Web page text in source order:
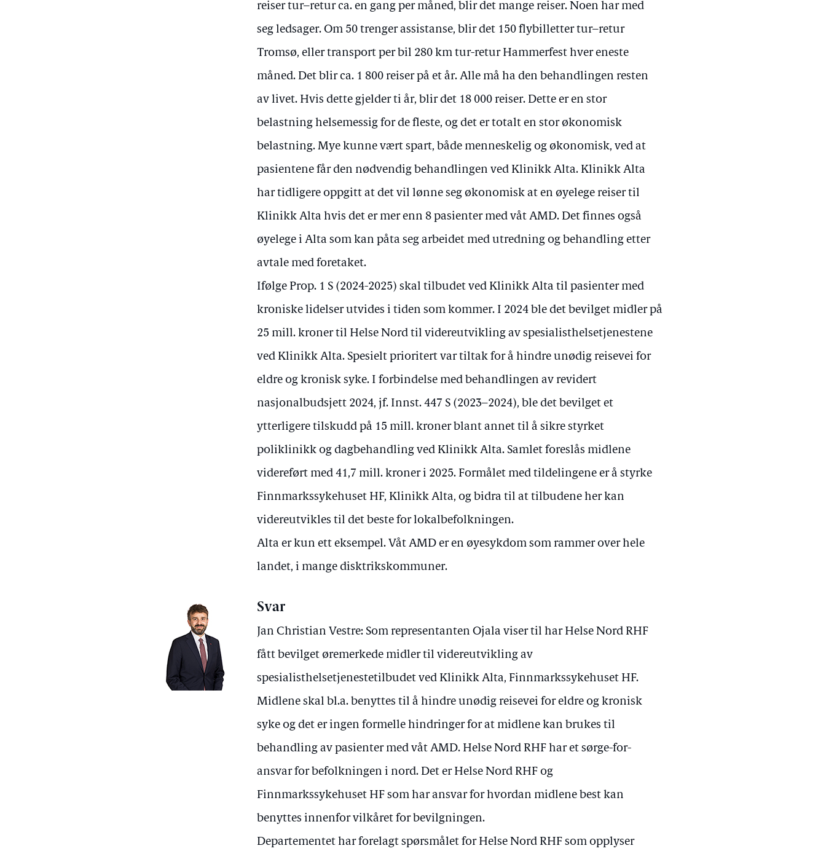
reiser tur–retur ca. en gang per måned, blir det mange reiser. Noen har med
seg ledsager. Om 50 trenger assistanse, blir det 150 flybilletter tur–retur
Tromsø, eller transport per bil 280 km tur-retur Hammerfest hver eneste
måned. Det blir ca. 1 800 reiser på et år. Alle må ha den behandlingen resten
av livet. Hvis dette gjelder ti år, blir det 18 000 reiser. Dette er en stor
belastning helsemessig for de fleste, og det er totalt en stor økonomisk
belastning. Mye kunne vært spart, både menneskelig og økonomisk, ved at
pasientene får den nødvendig behandlingen ved Klinikk Alta. Klinikk Alta
har tidligere oppgitt at det vil lønne seg økonomisk at en øyelege reiser til
Klinikk Alta hvis det er mer enn 8 pasienter med våt AMD. Det finnes også
øyelege i Alta som kan påta seg arbeidet med utredning og behandling etter
avtale med foretaket.
Ifølge Prop. 1 S (2024-2025) skal tilbudet ved Klinikk Alta til pasienter med
kroniske lidelser utvides i tiden som kommer. I 2024 ble det bevilget midler på
25 mill. kroner til Helse Nord til videreutvikling av spesialisthelsetjenestene
ved Klinikk Alta. Spesielt prioritert var tiltak for å hindre unødig reisevei for
eldre og kronisk syke. I forbindelse med behandlingen av revidert
nasjonalbudsjett 2024, jf. Innst. 447 S (2023–2024), ble det bevilget et
ytterligere tilskudd på 15 mill. kroner blant annet til å sikre styrket
poliklinikk og dagbehandling ved Klinikk Alta. Samlet foreslås midlene
videreført med 41,7 mill. kroner i 2025. Formålet med tildelingene er å styrke
Finnmarkssykehuset HF, Klinikk Alta, og bidra til at tilbudene her kan
videreutvikles til det beste for lokalbefolkningen.
Alta er kun ett eksempel. Våt AMD er en øyesykdom som rammer over hele
landet, i mange disktrikskommuner.
Svar
Jan Christian Vestre: Som representanten Ojala viser til har Helse Nord RHF
fått bevilget øremerkede midler til videreutvikling av
spesialisthelsetjenestetilbudet ved Klinikk Alta, Finnmarkssykehuset HF.
Midlene skal bl.a. benyttes til å hindre unødig reisevei for eldre og kronisk
syke og det er ingen formelle hindringer for at midlene kan brukes til
behandling av pasienter med våt AMD. Helse Nord RHF har et sørge-for-
ansvar for befolkningen i nord. Det er Helse Nord RHF og
Finnmarkssykehuset HF som har ansvar for hvordan midlene best kan
benyttes innenfor vilkåret for bevilgningen.
Departementet har forelagt spørsmålet for Helse Nord RHF som opplyser